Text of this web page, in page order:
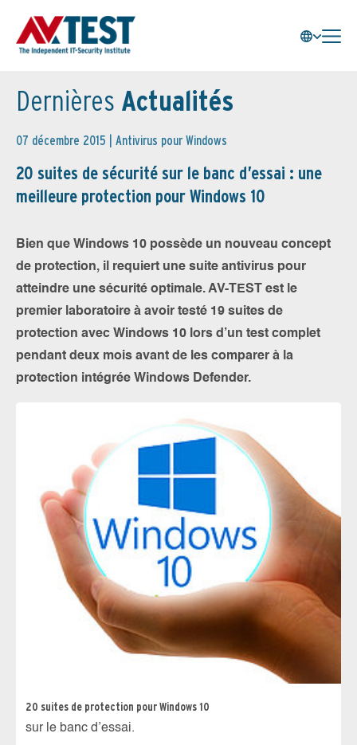
Dernières Actualités
07 décembre 2015 | Antivirus pour Windows
20 suites de sécurité sur le banc d’essai : une
meilleure protection pour Windows 10
Bien que Windows 10 possède un nouveau concept
de protection, il requiert une suite antivirus pour
atteindre une sécurité optimale. AV-TEST est le
premier laboratoire à avoir testé 19 suites de
protection avec Windows 10 lors d’un test complet
pendant deux mois avant de les comparer à la
protection intégrée Windows Defender.
20 suites de protection pour Windows 10
sur le banc d’essai.